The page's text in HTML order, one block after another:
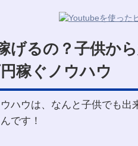
げるの？子供か
稼ぐノウハウ
ハウは、なんと子供でも出
です！